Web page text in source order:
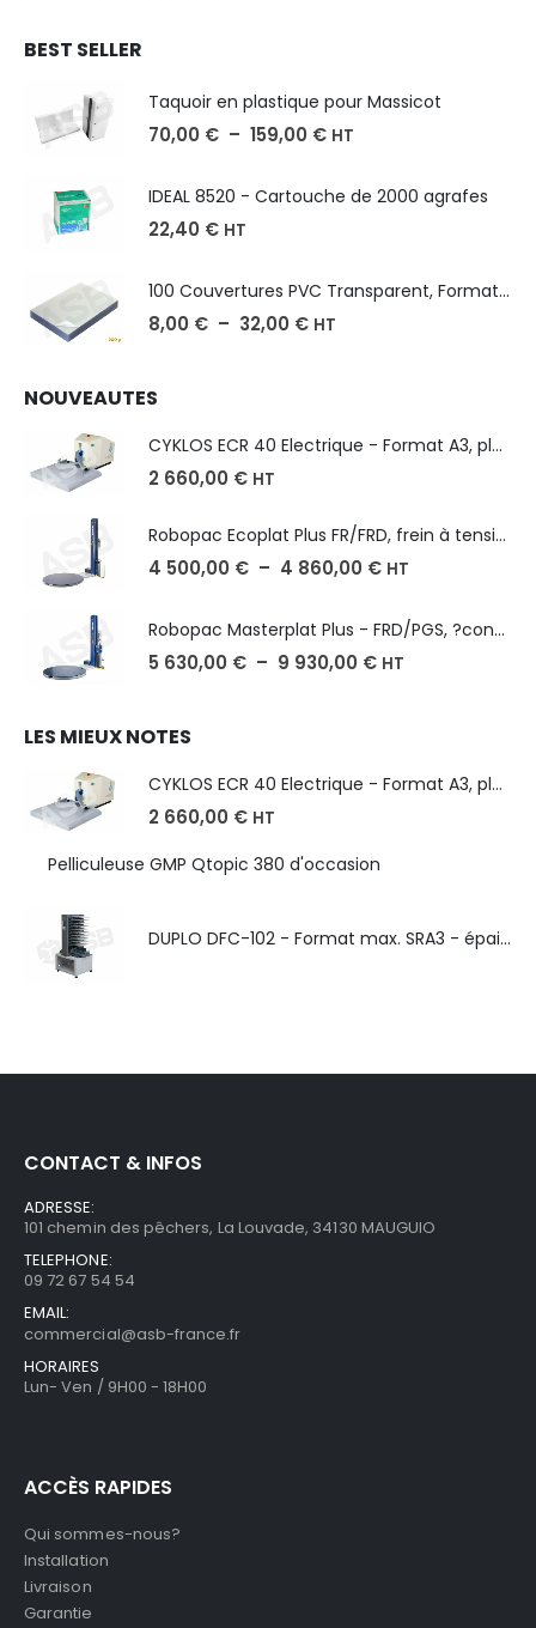
BEST SELLER
Taquoir en plastique pour Massicot
70,00 € – 159,00 € HT
IDEAL 8520 - Cartouche de 2000 agrafes
22,40 € HT
100 Couvertures PVC Transparent, Format A3-A4-A5
8,00 € – 32,00 € HT
NOUVEAUTES
CYKLOS ECR 40 Electrique - Format A3, plusieurs unités coupe
2 660,00 € HT
Robopac Ecoplat Plus FR/FRD, frein à tension mécanique
4 500,00 € – 4 860,00 € HT
Robopac Masterplat Plus - FRD/PGS, ?conomie et performance
5 630,00 € – 9 930,00 € HT
LES MIEUX NOTES
CYKLOS ECR 40 Electrique - Format A3, plusieurs unités coupe
2 660,00 € HT
Pelliculeuse GMP Qtopic 380 d'occasion
DUPLO DFC-102 - Format max. SRA3 - épaisseur de 50 à 130g/m
CONTACT & INFOS
ADRESSE:
101 chemin des pêchers, La Louvade, 34130 MAUGUIO
TELEPHONE:
09 72 67 54 54
EMAIL:
commercial@asb-france.fr
HORAIRES
Lun- Ven / 9H00 - 18H00
ACCÈS RAPIDES
Qui sommes-nous?
Installation
Livraison
Garantie